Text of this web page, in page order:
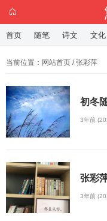
当前位置： 网站首页 / 张彩萍
初冬
3年前
张彩
3年前
首页 随笔 诗文 文化